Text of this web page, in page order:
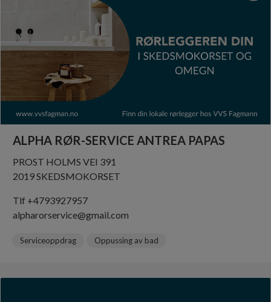
ALPHA RØR-SERVICE ANTREA PAPAS
PROST HOLMS VEI 391
2019 SKEDSMOKORSET
Tlf +4793927957
alpharorservice@gmail.com
Oppussing av bad
Serviceoppdrag